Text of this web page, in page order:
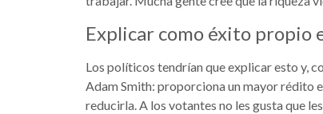
Explicar como éxito propio
Los políticos tendrían que explicar esto y,
Adam Smith: proporciona un mayor rédito
reducirla. A los votantes no les gusta que